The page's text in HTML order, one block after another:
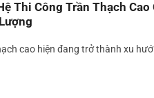
Thi Công Trần Thạch
cao hiện đang trở thành xu